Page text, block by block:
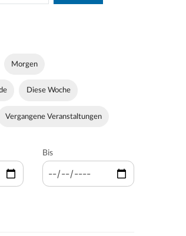
Morgen
Diese Woche
Vergangene Veranstaltungen
Bis